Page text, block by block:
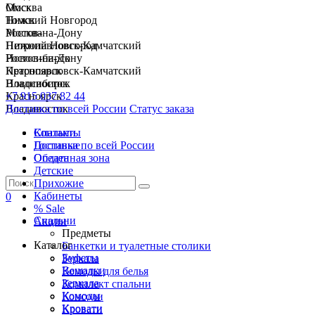
Москва
Нижний Новгород
Ростов-на-Дону
Петропавловск-Камчатский
Новосибирск
Красноярск
Владивосток
+7 915 037 82 44
Доставка по всей России Статус заказа
Спальни
Гостиные
Обеденная зона
Детские
Прихожие
Кабинеты
% Sale
Акции
Каталог
Буфеты
Вешалки
Зеркала
Комоды
Кровати
Омск
Томск
Москва
Нижний Новгород
Ростов-на-Дону
Петропавловск-Камчатский
Новосибирск
Красноярск
Владивосток
Контакты
Доставка по всей России
Оплата
0
Спальни
Предметы
Банкетки и туалетные столики
Зеркала
Комоды для белья
Комплект спальни
Консоли
Кровати